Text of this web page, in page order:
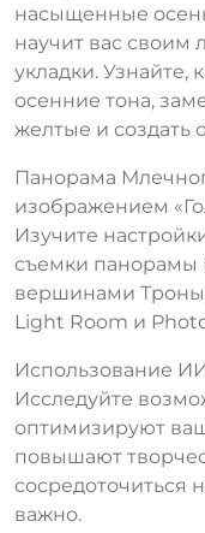
насыщенные
научит вас
укладки. Узнайте,
осенние тона,
желтые и создать
Панорама
изображением
Изучите
съемки панорамы
вершинами
Light Room и
Использование
Исследуйте
оптимизируют
повышают
сосредоточиться
важно.